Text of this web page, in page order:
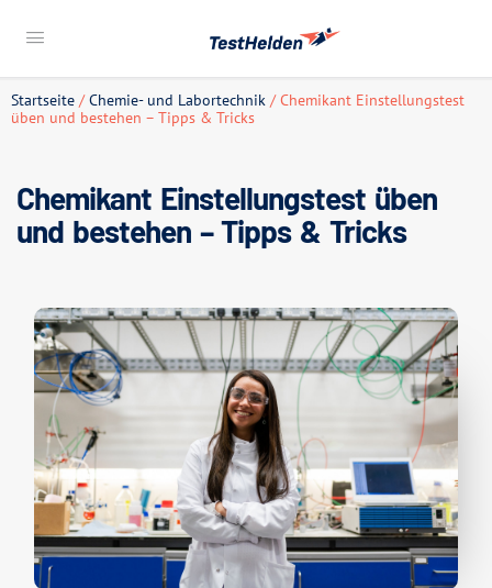
Startseite /Chemie- und Labortechnik / Chemikant Einstellungstest
üben und bestehen – Tipps & Tricks
Chemikant Einstellungstest üben
und bestehen – Tipps & Tricks